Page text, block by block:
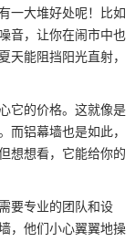
一大堆好处呢！比如
音，让你在闹市中也
天能阻挡阳光直射，
它的价格。这就像是
而铝幕墙也是如此，
想想看，它能给你的
要专业的团队和设
，他们小心翼翼地操